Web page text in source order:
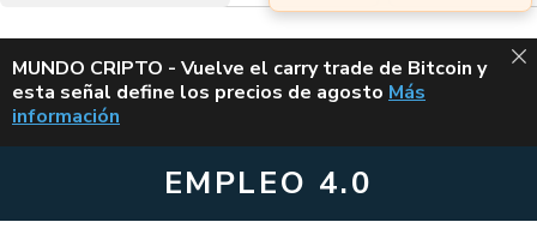
ALERTA
MUNDO CRIPTO - Vuelve el carry trade de Bitcoin y
esta señal define los precios de agosto VUELVE EL
Más
información
EMPLEO 4.0